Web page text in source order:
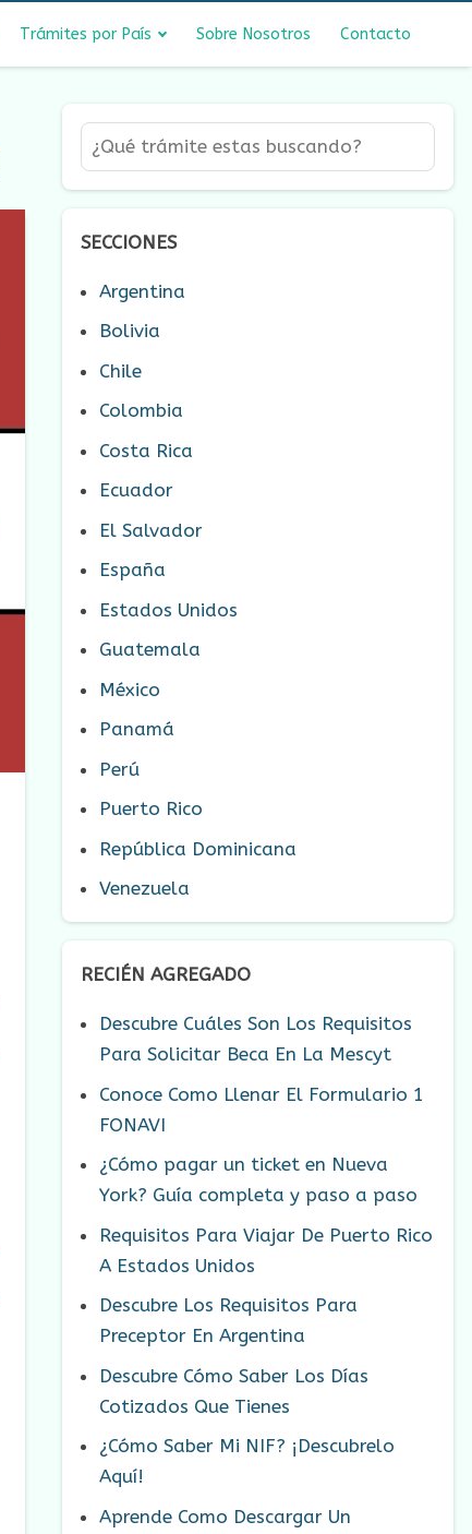
Trámites por País Sobre Nosotros Contacto
SECCIONES
Argentina
Bolivia
Chile
Colombia
Costa Rica
Ecuador
El Salvador
España
Estados Unidos
Guatemala
México
Panamá
Perú
Puerto Rico
República Dominicana
Venezuela
RECIÉN AGREGADO
Descubre Cuáles Son Los Requisitos
Para Solicitar Beca En La Mescyt
Conoce Como Llenar El Formulario 1
FONAVI
¿Cómo pagar un ticket en Nueva
York? Guía completa y paso a paso
Requisitos Para Viajar De Puerto Rico
A Estados Unidos
Descubre Los Requisitos Para
Preceptor En Argentina
Descubre Cómo Saber Los Días
Cotizados Que Tienes
¿Cómo Saber Mi NIF? ¡Descubrelo
Aquí!
Aprende Como Descargar Un